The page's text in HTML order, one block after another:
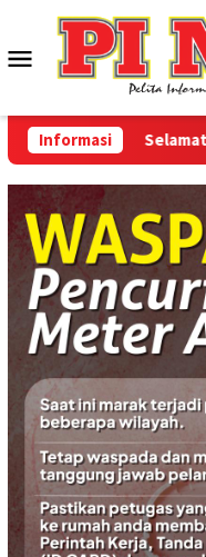
konten
Menu
Mobile
InformasiSelamat